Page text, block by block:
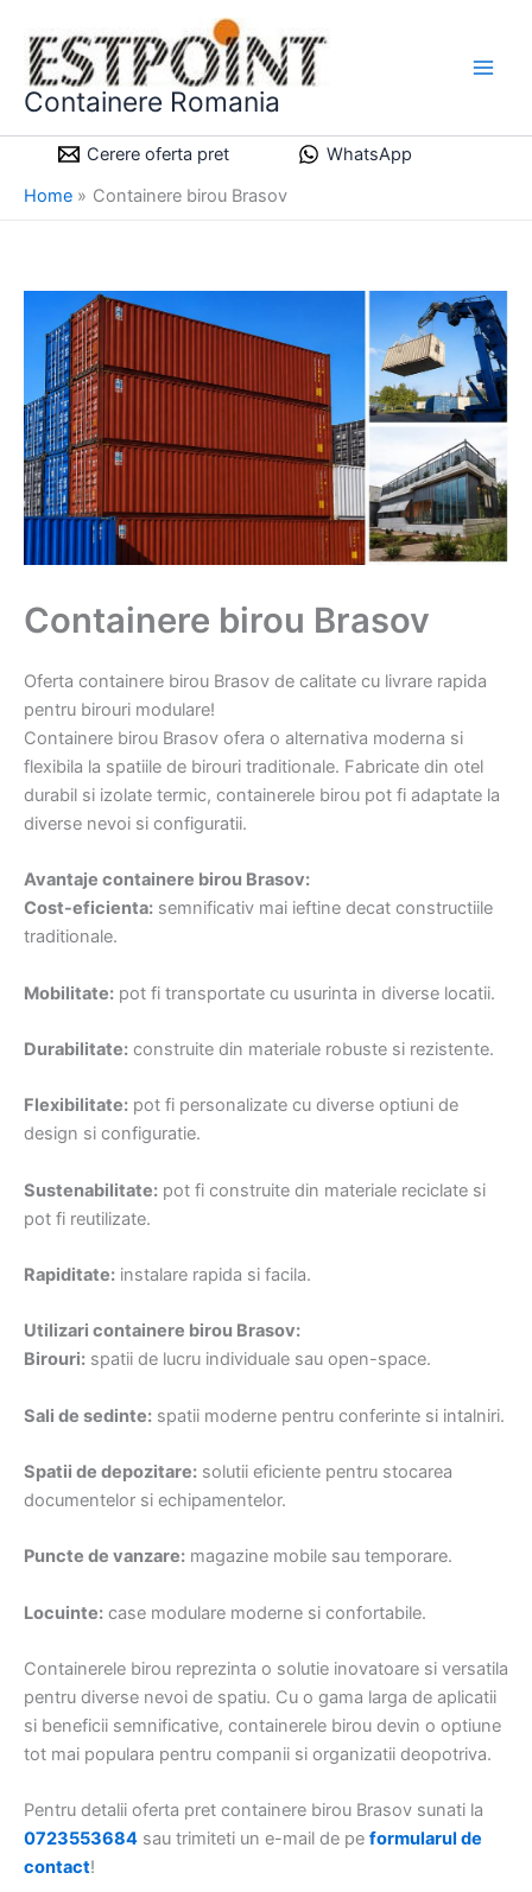
content
Containere Romania
Cerere oferta pret
WhatsApp
Home
Containere birou Brasov
Containere birou Brasov
Oferta containere birou Brasov de calitate cu livrare rapida
pentru birouri modulare!
Containere birou Brasov ofera o alternativa moderna si
flexibila la spatiile de birouri traditionale. Fabricate din otel
durabil si izolate termic, containerele birou pot fi adaptate la
diverse nevoi si configuratii.
Avantaje containere birou Brasov:
Cost-eficienta: semnificativ mai ieftine decat constructiile
traditionale.
Mobilitate: pot fi transportate cu usurinta in diverse locatii.
Durabilitate: construite din materiale robuste si rezistente.
Flexibilitate: pot fi personalizate cu diverse optiuni de
design si configuratie.
Sustenabilitate: pot fi construite din materiale reciclate si
pot fi reutilizate.
Rapiditate: instalare rapida si facila.
Utilizari containere birou Brasov:
Birouri: spatii de lucru individuale sau open-space.
Sali de sedinte: spatii moderne pentru conferinte si intalniri.
Spatii de depozitare: solutii eficiente pentru stocarea
documentelor si echipamentelor.
Puncte de vanzare: magazine mobile sau temporare.
Locuinte: case modulare moderne si confortabile.
Containerele birou reprezinta o solutie inovatoare si versatila
pentru diverse nevoi de spatiu. Cu o gama larga de aplicatii
si beneficii semnificative, containerele birou devin o optiune
tot mai populara pentru companii si organizatii deopotriva.
Pentru detalii oferta pret containere birou Brasov sunati la
0723553684 sau trimiteti un e-mail de pe formularul de
contact!